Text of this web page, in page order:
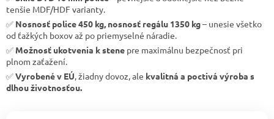
tenšie MDF/HDF varianty.
✅ Nosnosť police 450 kg, nosnosť regálu 1350 kg– unesie všetko
od ťažkých boxov až po priemyselné náradie.
✅ Možnosť ukotvenia k stene pre maximálnu bezpečnosť pri
plnom zaťažení.
✅Vyrobené v EÚ , žiadny dovoz, ale kvalitná a poctivá výroba s
dlhou životnosťou.